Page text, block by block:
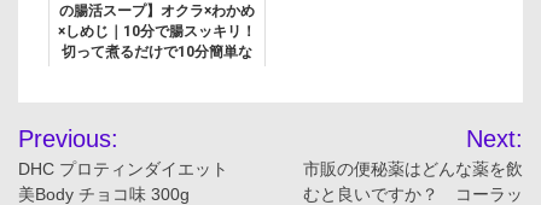
の腸活スープ】オクラ×わかめ
×しめじ｜10分で腸スッキリ！
切って煮るだけで10分簡単な
投
稿
Previous:
DHC プロティンダイエット
美Body チョコ味 300g
Next:
市販の便秘薬はどんな薬を飲
むと良いですか？ コーラッ